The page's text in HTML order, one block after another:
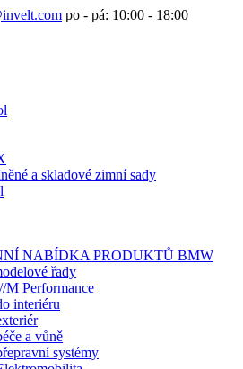
po - pá: 10:00 - 18:00
a skladové zimní sady
NABÍDKA PRODUKTŮ BMW
řady
Performance
interiéru
a vůně
systémy